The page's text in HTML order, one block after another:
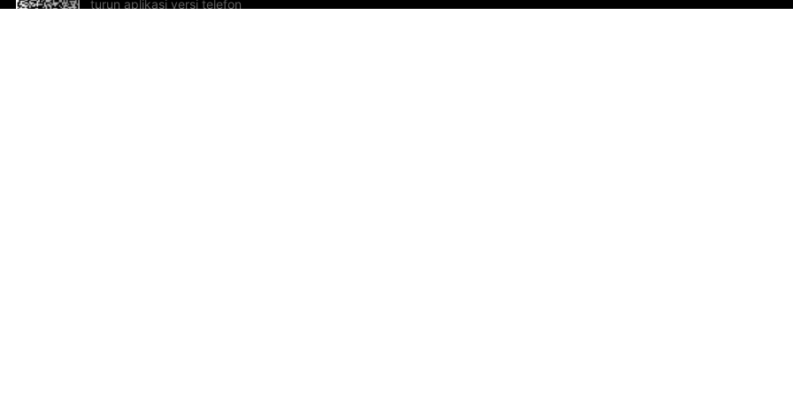
turun aplikasi versi telefon